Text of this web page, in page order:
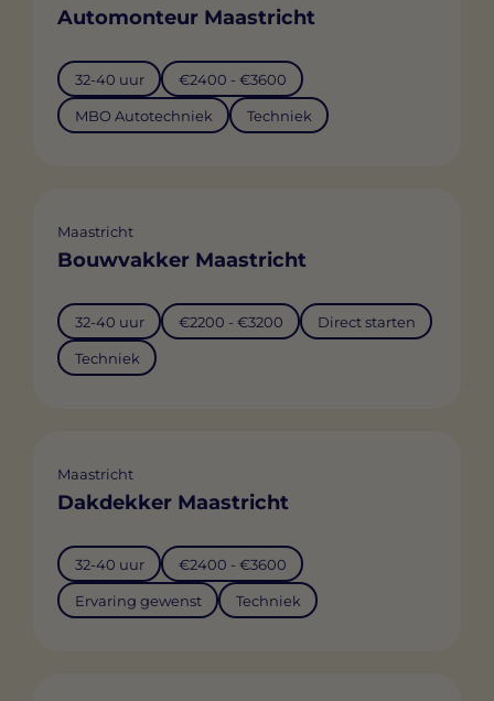
Automonteur Maastricht
32-40 uur €2400 - €3600
MBO Autotechniek Techniek
Maastricht
Bouwvakker Maastricht
32-40 uur €2200 - €3200 Direct starten
Techniek
Maastricht
Dakdekker Maastricht
32-40 uur €2400 - €3600
Ervaring gewenst Techniek